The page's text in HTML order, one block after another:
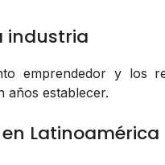
industria
emprendedor y los
años establecer.
Latinoamérica